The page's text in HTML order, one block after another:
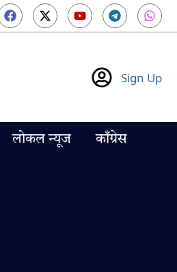
Sign Up
लोकल न्यूज काँग्रेस